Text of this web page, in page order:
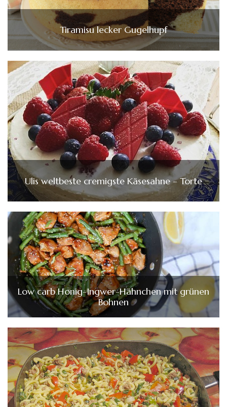
Tiramisu lecker Gugelhupf
Ulis weltbeste cremigste Käsesahne – Torte
Low carb Honig-Ingwer-Hähnchen mit grünen
Bohnen